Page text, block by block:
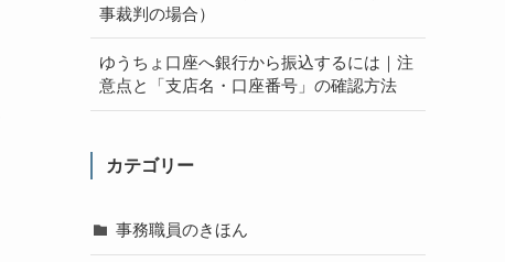
事裁判の場合）
ゆうちょ口座へ銀行から振込するには｜注
意点と「支店名・口座番号」の確認方法
カテゴリー
事務職員のきほん